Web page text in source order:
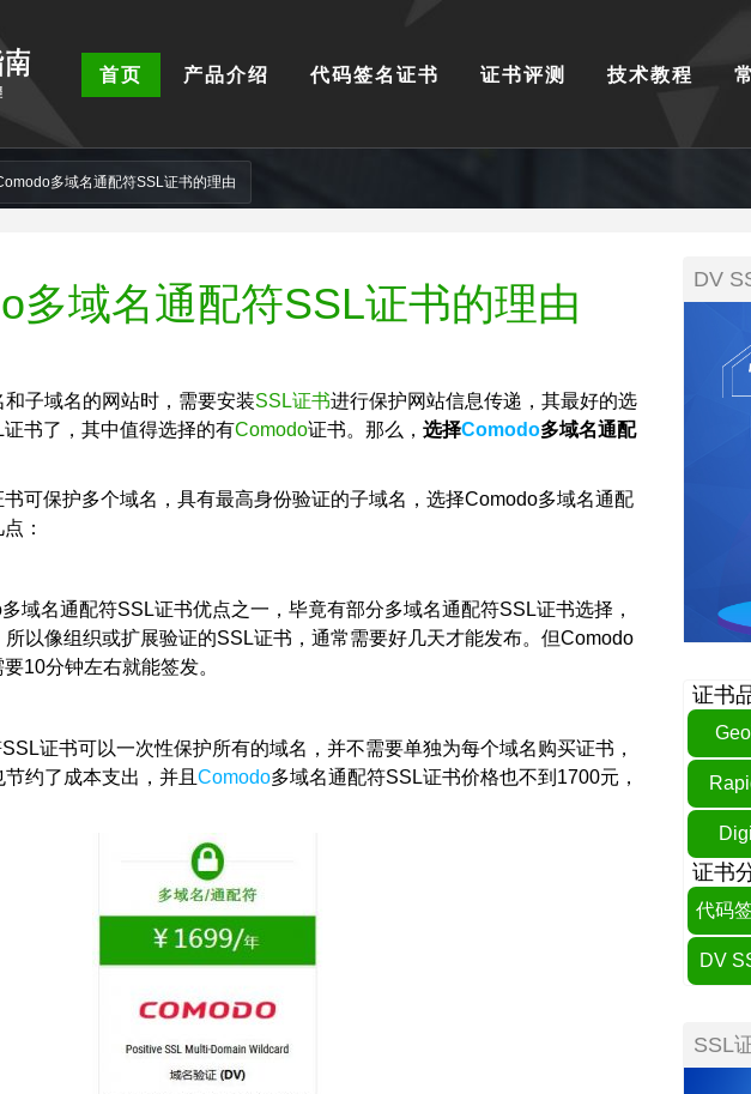
首页 产品介绍 代码签名证书 证书评测 技术教程
多域名通配符SSL证书的理由
多域名通配符SSL证书的理由
子域名的网站时，需要安装SSL证书进行保护网站信息传递，其最好的选
书了，其中值得选择的有Comodo证书。那么， 选择Comodo多域名通配
可保护多个域名，具有最高身份验证的子域名，选择Comodo多域名通配
：
域名通配符SSL证书优点之一，毕竟有部分多域名通配符SSL证书选择，
以像组织或扩展验证的SSL证书，通常需要好几天才能发布。但Comodo
10分钟左右就能签发。
证书可以一次性保护所有的域名，并不需要单独为每个域名购买证书，
约了成本支出，并且 Comodo多域名通配符SSL证书价格也不到1700元，
DV
证书
证书
代码
DV
SSL